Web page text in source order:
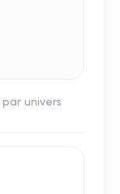
univers